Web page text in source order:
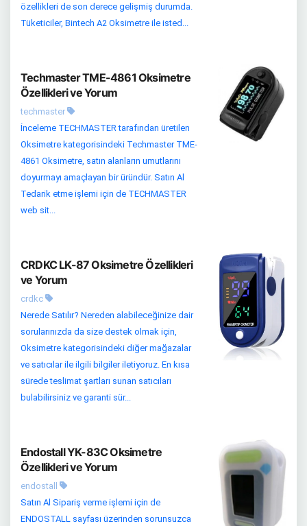
özellikleri de son derece gelişmiş durumda.
Tüketiciler, Bintech A2 Oksimetre ile isted...
Techmaster TME-4861 Oksimetre
Özellikleri ve Yorum
techmaster
İnceleme TECHMASTER tarafından üretilen
Oksimetre kategorisindeki Techmaster TME-
4861 Oksimetre, satın alanların umutlarını
doyurmayı amaçlayan bir üründür. Satın Al
Tedarik etme işlemi için de TECHMASTER
web sit...
CRDKC LK-87 Oksimetre Özellikleri
ve Yorum
crdkc
Nerede Satılır? Nereden alabileceğinize dair
sorularınızda da size destek olmak için,
Oksimetre kategorisindeki diğer mağazalar
ve satıcılar ile ilgili bilgiler iletiyoruz. En kısa
sürede teslimat şartları sunan satıcıları
bulabilirsiniz ve garanti sür...
Endostall YK-83C Oksimetre
Özellikleri ve Yorum
endostall
Satın Al Sipariş verme işlemi için de
ENDOSTALL sayfası üzerinden sorunsuzca